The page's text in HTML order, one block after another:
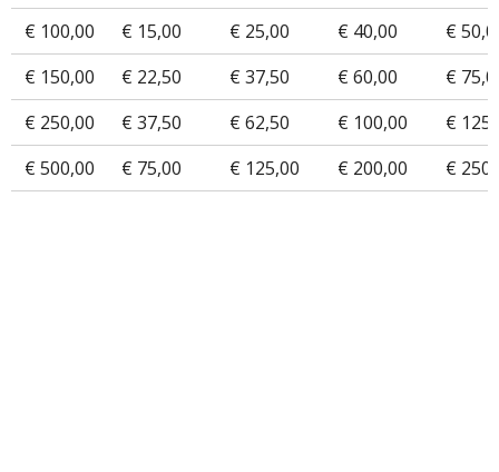
€ 100,00
€ 15,00 € 25,00 € 40,00
€
€ 150,00
€ 22,50 € 37,50 € 60,00
€
€ 250,00
€ 37,50 € 62,50 € 100,00
€
€ 500,00
€ 75,00 € 125,00 € 200,00 €